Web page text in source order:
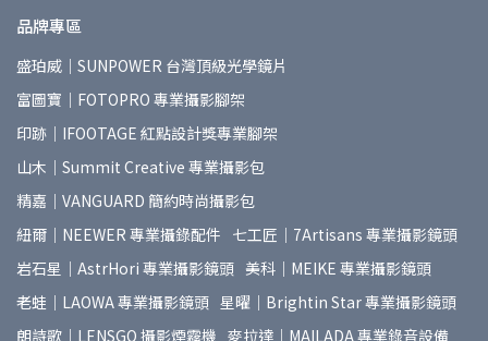
品牌專區
盛珀威｜SUNPOWER 台灣頂級光學鏡片
富圖寶｜FOTOPRO 專業攝影腳架
印跡｜IFOOTAGE 紅點設計獎專業腳架
山木｜Summit Creative 專業攝影包
精嘉｜VANGUARD 簡約時尚攝影包
紐爾｜NEEWER 專業攝錄配件 七工匠｜7Artisans 專業攝影鏡頭
岩石星｜AstrHori 專業攝影鏡頭 美科｜MEIKE 專業攝影鏡頭
老蛙｜LAOWA 專業攝影鏡頭 星曜｜Brightin Star 專業攝影鏡頭
朗詩歌｜LENSGO 攝影煙霧機 麥拉達｜MAILADA 專業錄音設備